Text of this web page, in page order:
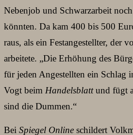
Nebenjob und Schwarzarbeit
könnten. Da kam 400 bis 500
raus, als ein Festangestellter, der
arbeitete. „Die Erhöhung des
für jeden Angestellten ein Schlag
Vogt beim Handelsblattund fügt
sind die Dummen.“
Bei Spiegel Online schildert